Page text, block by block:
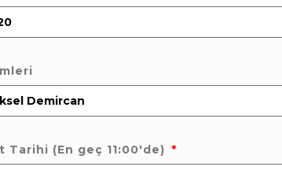
Tarihi (En geç 11:00'de)